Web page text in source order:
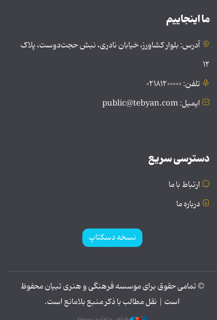
ما اینجاییم
آدرس: بلوار کشاورز، خیابان نادری، نبش حجت‌دوست، پلاک
۱۲
تلفن: ۰۲۱۸۱۲۰۰۰۰۰
ایمیل: public@tebyan.com
دسترسی سریع
ارتباط با ما
درباره ما
نسخه دسکتاپ
© تمامی حقوق برای موسسه فرهنگی و هنری تبیان محفوظ
است | نقل مطالب با ذکر منبع بلامانع است.